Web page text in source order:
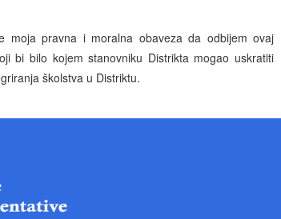
pravna i moralna obaveza da odbijem ovaj
bi bilo kojem stanovniku Distrikta mogao uskratiti
školstva u Distriktu.